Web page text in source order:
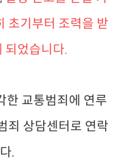
초기부터 조력을 받
되었습니다.
한 교통범죄에 연루
죄 상담센터로 연락
.